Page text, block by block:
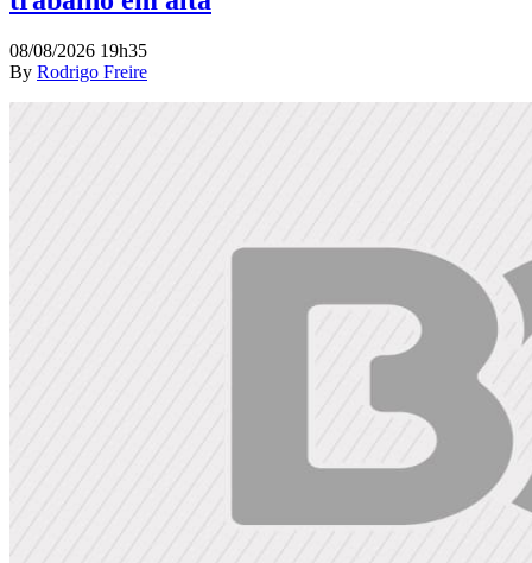
08/08/2026 19h35
By Rodrigo Freire